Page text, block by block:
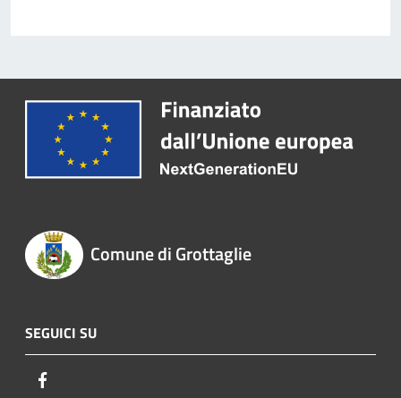
Comune di Grottaglie
SEGUICI SU